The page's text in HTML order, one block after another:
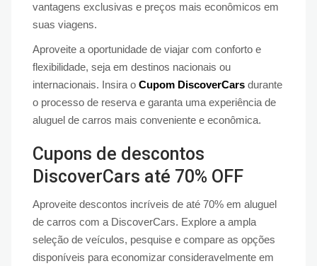
vantagens exclusivas e preços mais econômicos em
suas viagens.
Aproveite a oportunidade de viajar com conforto e
flexibilidade, seja em destinos nacionais ou
internacionais. Insira o Cupom DiscoverCars durante
o processo de reserva e garanta uma experiência de
aluguel de carros mais conveniente e econômica.
Cupons de descontos
DiscoverCars até 70% OFF
Aproveite descontos incríveis de até 70% em aluguel
de carros com a DiscoverCars. Explore a ampla
seleção de veículos, pesquise e compare as opções
disponíveis para economizar consideravelmente em